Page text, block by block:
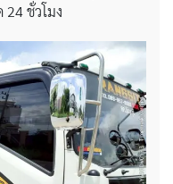
ชั่วโมง